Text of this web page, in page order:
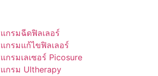
กรมฉีดฟิลเลอร์
กรมแก้ไขฟิลเลอร์
กรมเลเซอร์ Picosure
กรม Ultherapy